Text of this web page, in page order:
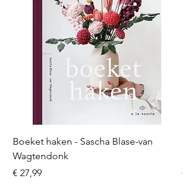
Boeket haken - Sascha Blase-van
Wagtendonk
Prijs
€ 27,99
Prijs
€